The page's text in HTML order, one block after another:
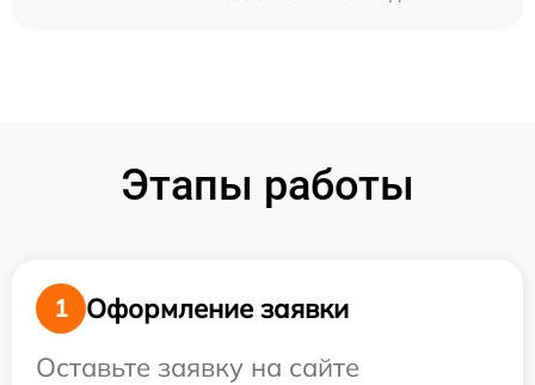
Этапы работы
1
Оформление заявки
Оставьте заявку на сайте